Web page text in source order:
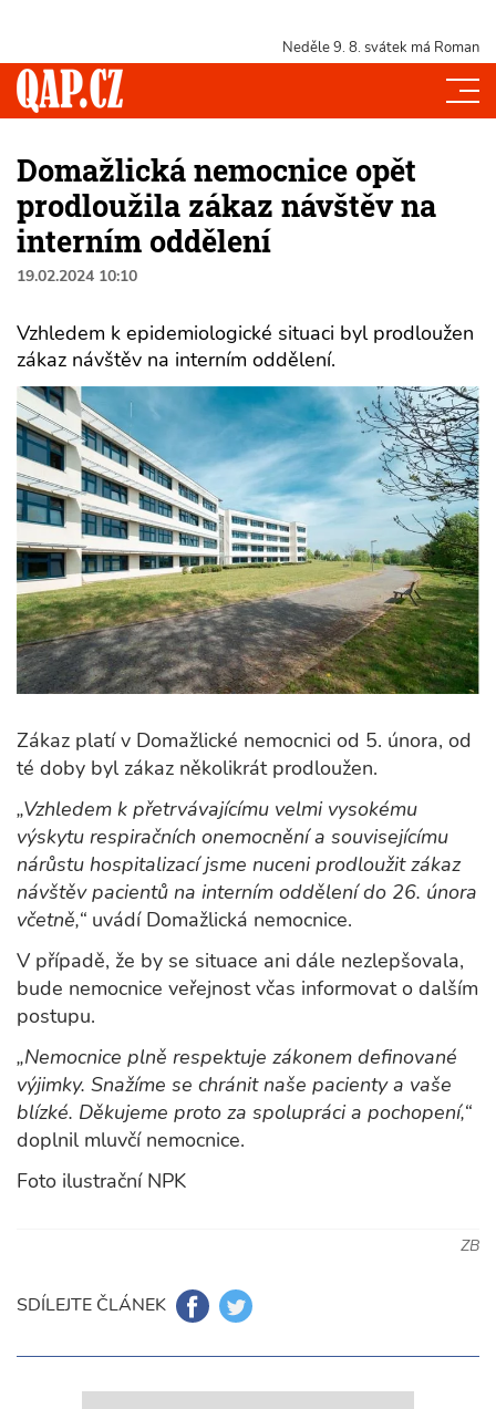
Neděle 9. 8. svátek má Roman
Domažlická nemocnice opět
prodloužila zákaz návštěv na
interním oddělení
19.02.2024 10:10
Vzhledem k epidemiologické situaci byl prodloužen
zákaz návštěv na interním oddělení.
Zákaz platí v Domažlické nemocnici od 5. února, od
té doby byl zákaz několikrát prodloužen.
„Vzhledem k přetrvávajícímu velmi vysokému
výskytu respiračních onemocnění a souvisejícímu
nárůstu hospitalizací jsme nuceni prodloužit zákaz
návštěv pacientů na interním oddělení do 26. února
včetně,“ uvádí Domažlická nemocnice.
V případě, že by se situace ani dále nezlepšovala,
bude nemocnice veřejnost včas informovat o dalším
postupu.
„Nemocnice plně respektuje zákonem definované
výjimky. Snažíme se chránit naše pacienty a vaše
blízké. Děkujeme proto za spolupráci a pochopení,“
doplnil mluvčí nemocnice.
Foto ilustrační NPK
ZB
SDÍLEJTE ČLÁNEK